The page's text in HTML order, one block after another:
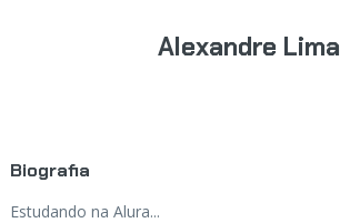
Alexandre Lima
Biografia
Estudando na Alura...